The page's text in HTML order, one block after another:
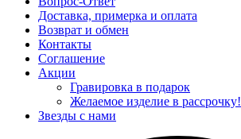
Доставка, примерка и оплата
Возврат и обмен
Контакты
Соглашение
Акции
Гравировка в подарок
Желаемое изделие в рассрочку!
Звезды с нами